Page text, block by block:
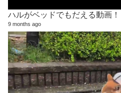
ハルがベッドでもだえる動画！
9 months ago